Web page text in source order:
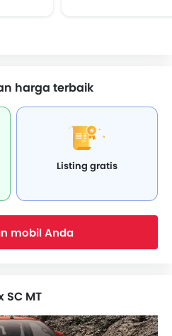
harga terbaik
Listing gratis
mobil Anda
SC MT